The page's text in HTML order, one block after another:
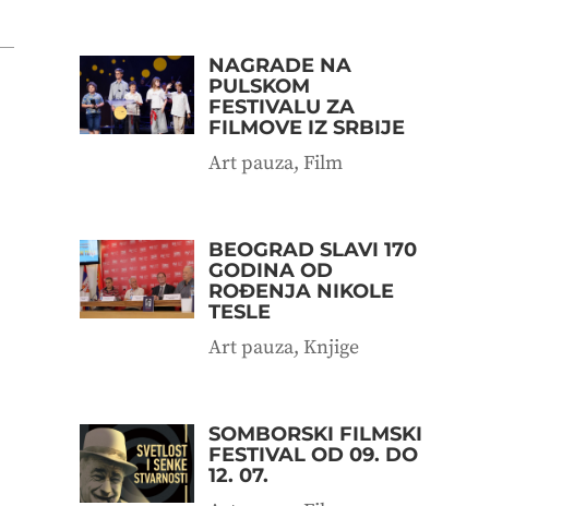
NAGRADE NA
PULSKOM
FESTIVALU ZA
FILMOVE IZ SRBIJE
Art pauza, Film
BEOGRAD SLAVI 170
GODINA OD
ROĐENJA NIKOLE
TESLE
Art pauza, Knjige
SOMBORSKI FILMSKI
FESTIVAL OD 09. DO
12. 07.